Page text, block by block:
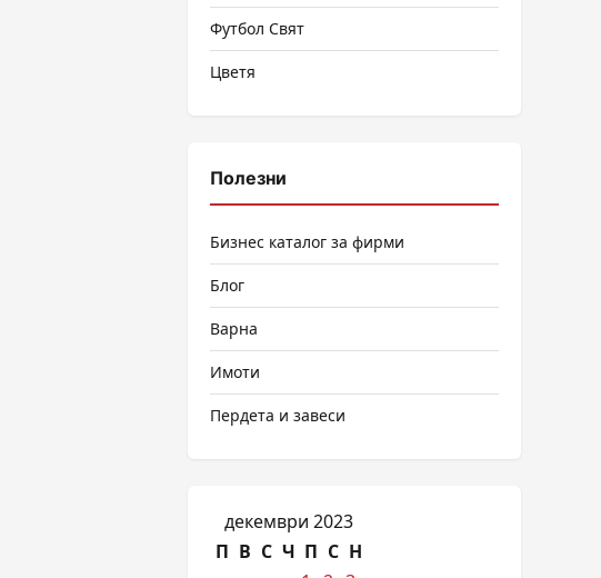
Футбол Свят
Цветя
Полезни
Бизнес каталог за фирми
Блог
Варна
Имоти
Пердета и завеси
декември 2023
П В С Ч П С Н